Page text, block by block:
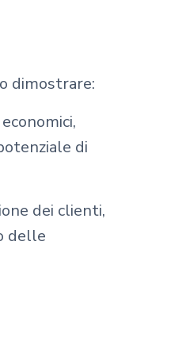
dimostrare:
di
dei clienti,
delle